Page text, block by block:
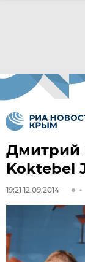
Дмитрий
Koktebel
19:21 12.09.2014